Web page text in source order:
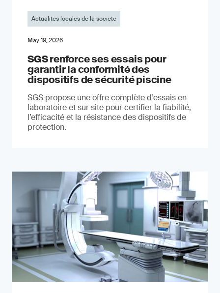
Actualités locales de la société
May 19, 2026
SGS renforce ses essais pour
garantir la conformité des
dispositifs de sécurité piscine
SGS propose une offre complète d’essais en
laboratoire et sur site pour certifier la fiabilité,
l’efficacité et la résistance des dispositifs de
protection.